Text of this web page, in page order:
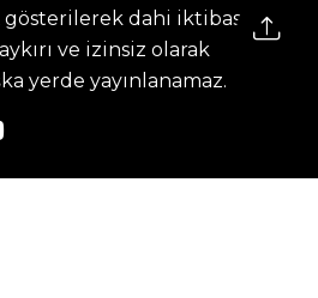
gösterilerek dahi iktibas
ve izinsiz olarak
yerde yayınlanamaz.